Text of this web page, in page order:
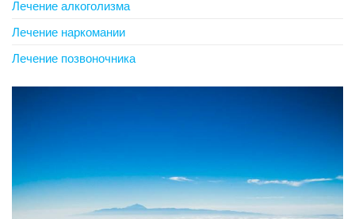
Лечение алкоголизма
Лечение наркомании
Лечение позвоночника